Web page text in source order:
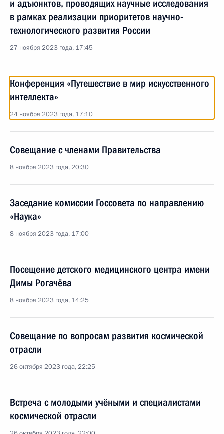
и адъюнктов, проводящих научные исследования
в рамках реализации приоритетов научно-
технологического развития России
27 ноября 2023 года, 17:45
Конференция «Путешествие в мир искусственного
интеллекта»
24 ноября 2023 года, 17:10
Совещание с членами Правительства
8 ноября 2023 года, 20:30
Заседание комиссии Госсовета по направлению
«Наука»
8 ноября 2023 года, 17:00
Посещение детского медицинского центра имени
Димы Рогачёва
8 ноября 2023 года, 14:25
Совещание по вопросам развития космической
отрасли
26 октября 2023 года, 22:25
Встреча с молодыми учёными и специалистами
космической отрасли